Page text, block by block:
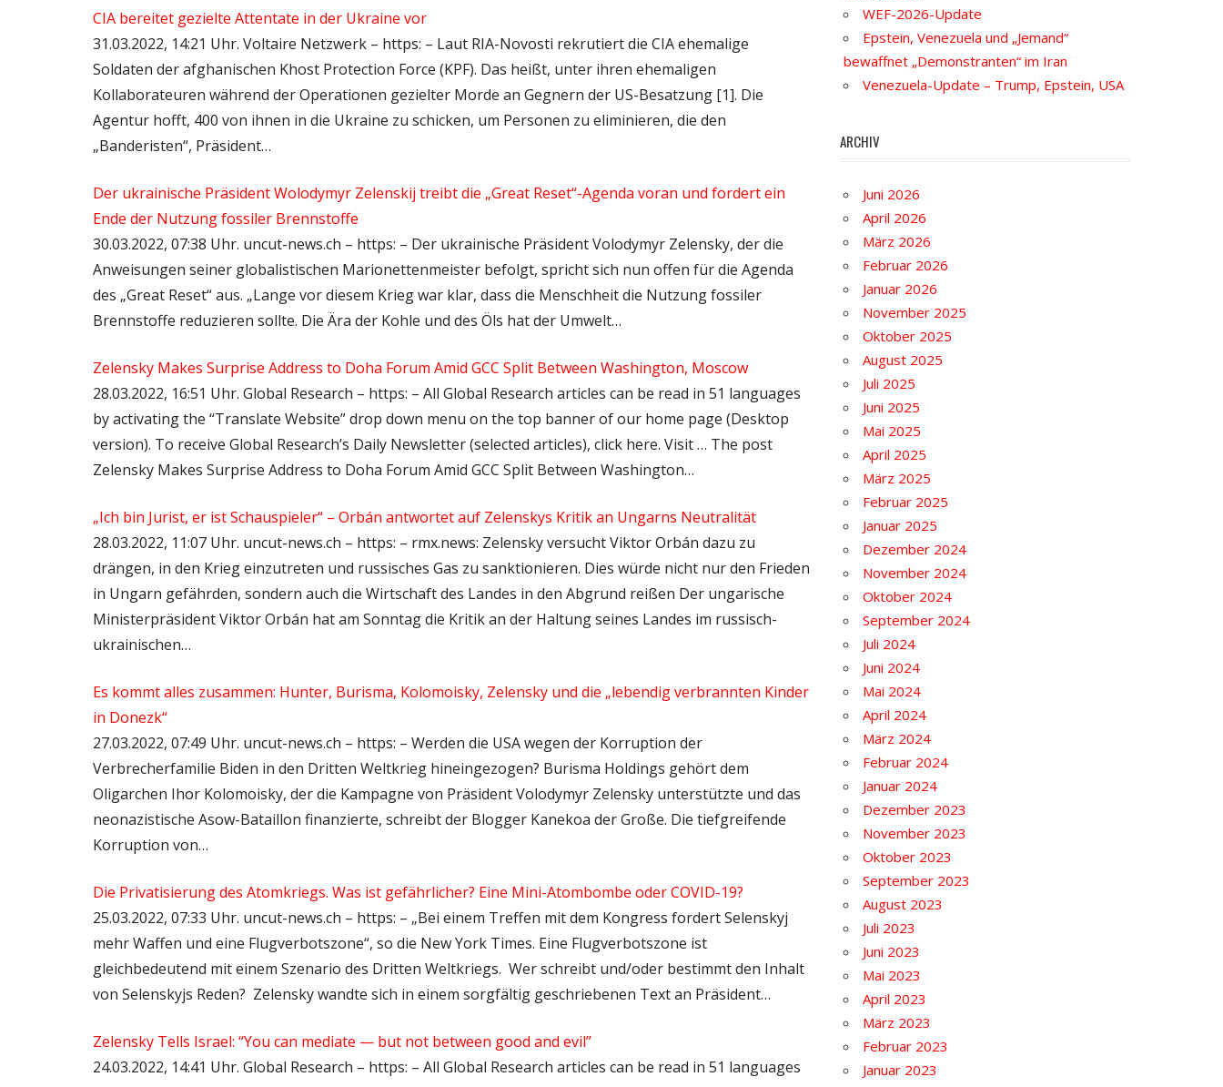
CIA bereitet gezielte Attentate in der Ukraine vor
31.03.2022, 14:21 Uhr. Voltaire Netzwerk – https: – Laut RIA-Novosti rekrutiert die CIA ehemalige
Soldaten der afghanischen Khost Protection Force (KPF). Das heißt, unter ihren ehemaligen
Kollaborateuren während der Operationen gezielter Morde an Gegnern der US-Besatzung [1]. Die
Agentur hofft, 400 von ihnen in die Ukraine zu schicken, um Personen zu eliminieren, die den
„Banderisten“, Präsident…
Der ukrainische Präsident Wolodymyr Zelenskij treibt die „Great Reset“-Agenda voran und fordert ein
Ende der Nutzung fossiler Brennstoffe
30.03.2022, 07:38 Uhr. uncut-news.ch – https: – Der ukrainische Präsident Volodymyr Zelensky, der die
Anweisungen seiner globalistischen Marionettenmeister befolgt, spricht sich nun offen für die Agenda
des „Great Reset“ aus. „Lange vor diesem Krieg war klar, dass die Menschheit die Nutzung fossiler
Brennstoffe reduzieren sollte. Die Ära der Kohle und des Öls hat der Umwelt…
Zelensky Makes Surprise Address to Doha Forum Amid GCC Split Between Washington, Moscow
28.03.2022, 16:51 Uhr. Global Research – https: – All Global Research articles can be read in 51 languages
by activating the “Translate Website” drop down menu on the top banner of our home page (Desktop
version). To receive Global Research’s Daily Newsletter (selected articles), click here. Visit … The post
Zelensky Makes Surprise Address to Doha Forum Amid GCC Split Between Washington…
„Ich bin Jurist, er ist Schauspieler“ – Orbán antwortet auf Zelenskys Kritik an Ungarns Neutralität
28.03.2022, 11:07 Uhr. uncut-news.ch – https: – rmx.news: Zelensky versucht Viktor Orbán dazu zu
drängen, in den Krieg einzutreten und russisches Gas zu sanktionieren. Dies würde nicht nur den Frieden
in Ungarn gefährden, sondern auch die Wirtschaft des Landes in den Abgrund reißen Der ungarische
Ministerpräsident Viktor Orbán hat am Sonntag die Kritik an der Haltung seines Landes im russisch-
ukrainischen…
Es kommt alles zusammen: Hunter, Burisma, Kolomoisky, Zelensky und die „lebendig verbrannten Kinder
in Donezk“
27.03.2022, 07:49 Uhr. uncut-news.ch – https: – Werden die USA wegen der Korruption der
Verbrecherfamilie Biden in den Dritten Weltkrieg hineingezogen? Burisma Holdings gehört dem
Oligarchen Ihor Kolomoisky, der die Kampagne von Präsident Volodymyr Zelensky unterstützte und das
neonazistische Asow-Bataillon finanzierte, schreibt der Blogger Kanekoa der Große. Die tiefgreifende
Korruption von…
Die Privatisierung des Atomkriegs. Was ist gefährlicher? Eine Mini-Atombombe oder COVID-19?
25.03.2022, 07:33 Uhr. uncut-news.ch – https: – „Bei einem Treffen mit dem Kongress fordert Selenskyj
mehr Waffen und eine Flugverbotszone“, so die New York Times. Eine Flugverbotszone ist
gleichbedeutend mit einem Szenario des Dritten Weltkriegs. Wer schreibt und/oder bestimmt den Inhalt
von Selenskyjs Reden? Zelensky wandte sich in einem sorgfältig geschriebenen Text an Präsident…
Zelensky Tells Israel: “You can mediate — but not between good and evil”
24.03.2022, 14:41 Uhr. Global Research – https: – All Global Research articles can be read in 51 languages
WEF-2026-Update
Epstein, Venezuela und „Jemand“
bewaffnet „Demonstranten“ im Iran
Venezuela-Update – Trump, Epstein, USA
ARCHIV
Juni 2026
April 2026
März 2026
Februar 2026
Januar 2026
November 2025
Oktober 2025
August 2025
Juli 2025
Juni 2025
Mai 2025
April 2025
März 2025
Februar 2025
Januar 2025
Dezember 2024
November 2024
Oktober 2024
September 2024
Juli 2024
Juni 2024
Mai 2024
April 2024
März 2024
Februar 2024
Januar 2024
Dezember 2023
November 2023
Oktober 2023
September 2023
August 2023
Juli 2023
Juni 2023
Mai 2023
April 2023
März 2023
Februar 2023
Januar 2023